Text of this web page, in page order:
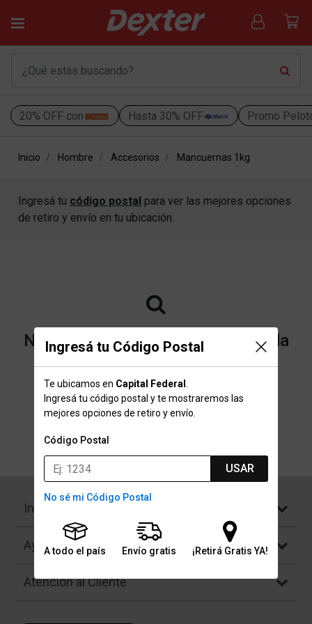
20% OFF con Hasta 30% OFF Promo
Ingresá tu Código Postal
Te ubicamos en Capital Federal
Ingresá tu código postal y te mostraremos las
mejores opciones de retiro y envío.
Código Postal
USAR
No sé mi Código Postal
A todo el país Envío gratis ¡Retirá Gratis YA!
Inicio Hombre Accesorios Mancuernas 1kg
Ingresá tu código postal para ver las mejores opciones
de retiro y envío en tu ubicación.
No encontramos resultados para la
categoría "Mancuernas 1kg" que
buscaste.
Volver a la página de inicio
Institucional
Ayuda
Atención al Cliente